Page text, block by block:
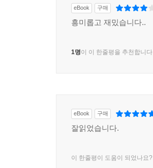
eBook 구매
흥미롭고 재밌습니다..
1명이 이 한줄평을 추천합니다.
eBook 구매
잘읽었습니다.
이 한줄평이 도움이 되었나요?